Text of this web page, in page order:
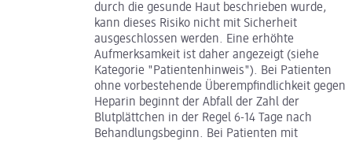
durch die gesunde Haut beschrieben wurde,
kann dieses Risiko nicht mit Sicherheit
ausgeschlossen werden. Eine erhöhte
Aufmerksamkeit ist daher angezeigt (siehe
Kategorie "Patientenhinweis"). Bei Patienten
ohne vorbestehende Überempfindlichkeit gegen
Heparin beginnt der Abfall der Zahl der
Blutplättchen in der Regel 6-14 Tage nach
Behandlungsbeginn. Bei Patienten mit